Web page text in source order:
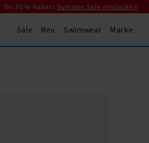
Bis 30 % Rabatt Summer Sale entdecken
Sale Neu Swimwear Marke